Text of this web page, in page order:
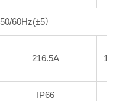
50/60Hz(±5）
216.5A
IP66